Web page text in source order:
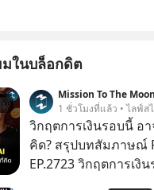
มในบล็อกดิต
Mission To The Moon
1 ชั่วโมงที่แล้ว • ไลฟ์ส
วิกฤตการเงินรอบนี้
คิด? สรุปบทสัมภาษณ์
EP.2723 วิกฤตการเงิ